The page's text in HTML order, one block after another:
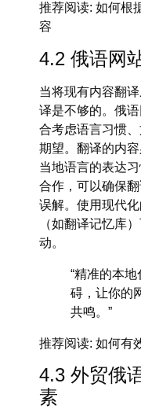
推荐阅读: 如何根
容
4.2 俄语网
当将现有内容翻
译是不够的。 俄
合考虑语言习惯
期望。翻译的内
当地语言的表达
合作，可以确保
误解。使用现代
（如翻译记忆库
动。
“精准的本
碍，让你的
共鸣。”
推荐阅读: 如何有
4.3 外贸俄
素